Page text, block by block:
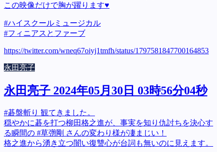
この映像だけで胸が躍ります♥
#ハイスクールミュージカル
#フィニアスとファーブ
https://twitter.com/wneq67oiyj1tmfh/status/1797581847700164853
永田亮子
永田亮子 2024年05月30日 03時56分04秒
#碁盤斬り 観てきました。
穏やかに碁を打つ柳田格之進が、事実を知り仇討ちを決心す
る瞬間の #草彅剛 さんの変わり様が凄まじい！
格之進から湧き立つ闇い復讐心が台詞も無いのに見えます。